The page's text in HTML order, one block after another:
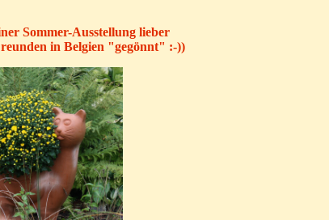
Sommer-Ausstellung lieber
in Belgien "gegönnt" :-))